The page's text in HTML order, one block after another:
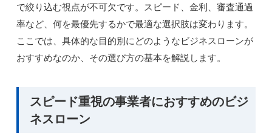
で絞り込む視点が不可欠です。スピード、金利、審査通過
率など、何を最優先するかで最適な選択肢は変わります。
ここでは、具体的な目的別にどのようなビジネスローンが
おすすめなのか、その選び方の基本を解説します。
スピード重視の事業者におすすめのビジ
ネスローン